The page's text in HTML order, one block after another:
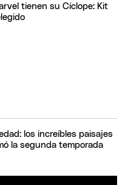
tienen su Cíclope: Kit
los increíbles paisajes
la segunda temporada